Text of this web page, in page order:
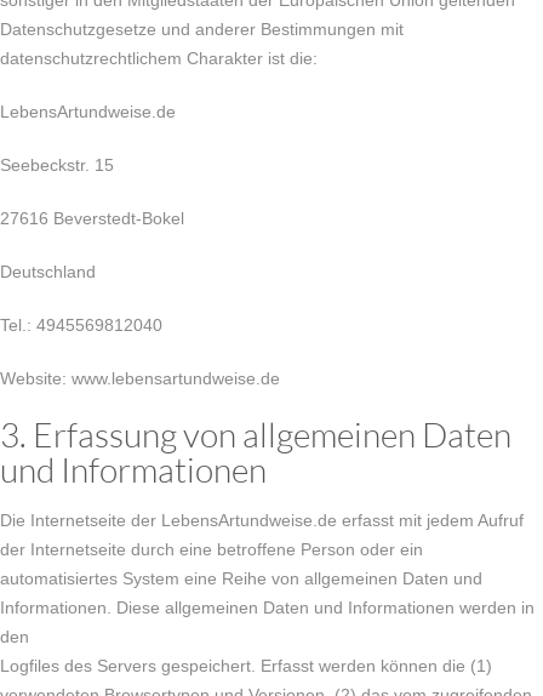
Datenschutzgesetze und anderer Bestimmungen mit
datenschutzrechtlichem Charakter ist die:
LebensArtundweise.de
Seebeckstr. 15
27616 Beverstedt-Bokel
Deutschland
Tel.: 4945569812040
Website: www.lebensartundweise.de
3. Erfassung von allgemeinen Daten
und Informationen
Die Internetseite der LebensArtundweise.de erfasst mit jedem Aufruf
der Internetseite durch eine betroffene Person oder ein
automatisiertes System eine Reihe von allgemeinen Daten und
Informationen. Diese allgemeinen Daten und Informationen werden in
den
Logfiles des Servers gespeichert. Erfasst werden können die (1)